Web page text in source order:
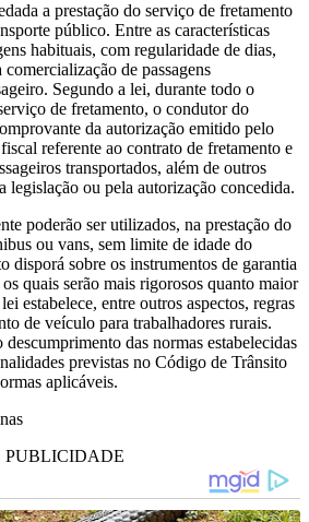
a prestação do serviço de fretamento
público. Entre as características
habituais, com regularidade de dias,
de passagens
Segundo a lei, durante todo o
de fretamento, o condutor do
da autorização emitido pelo
referente ao contrato de fretamento e
transportados, além de outros
legislação ou pela autorização concedida.
poderão ser utilizados, na prestação do
ou vans, sem limite de idade do
disporá sobre os instrumentos de garantia
quais serão mais rigorosos quanto maior
estabelece, entre outros aspectos, regras
de veículo para trabalhadores rurais.
das normas estabelecidas
previstas no Código de Trânsito
aplicáveis.
PUBLICIDADE